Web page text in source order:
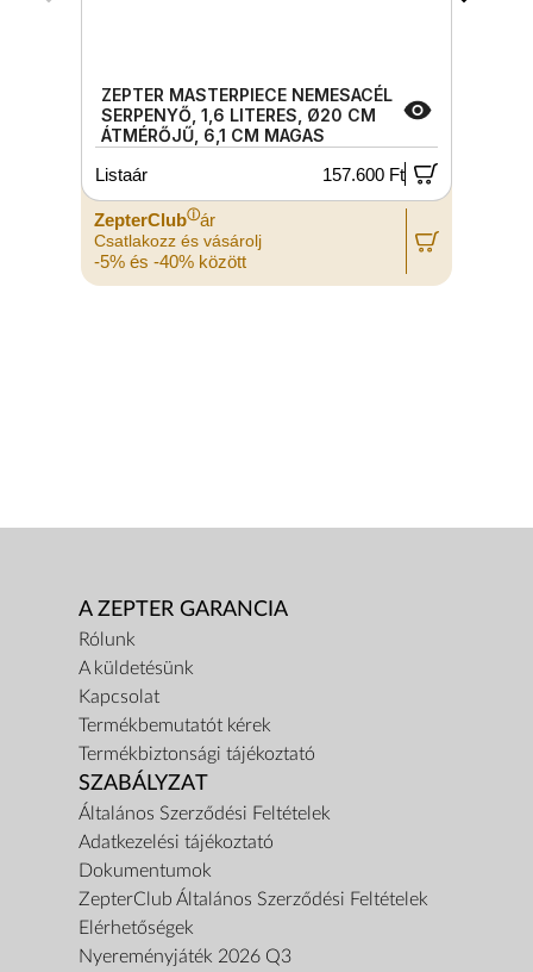
ZEPTER MASTERPIECE NEMESACÉL
SERPENYŐ, 1,6 LITERES, Ø20 CM
ÁTMÉRŐJŰ, 6,1 CM MAGAS
Listaár
157.600 Ft
ZepterClubⓘár
Csatlakozz és vásárolj
-5% és -40% között
A ZEPTER GARANCIA
Rólunk
A küldetésünk
Kapcsolat
Termékbemutatót kérek
Termékbiztonsági tájékoztató
SZABÁLYZAT
Általános Szerződési Feltételek
Adatkezelési tájékoztató
Dokumentumok
ZepterClub Általános Szerződési Feltételek
Elérhetőségek
Nyereményjáték 2026 Q3